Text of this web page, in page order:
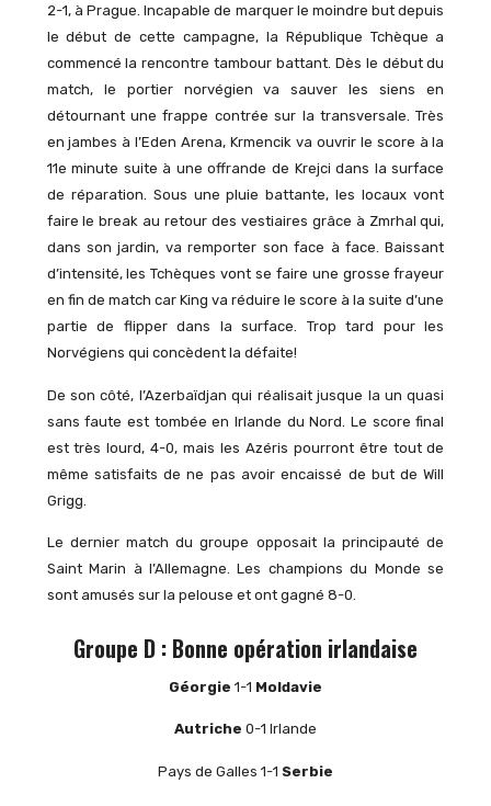
2-1, à Prague. Incapable de marquer le moindre but depuis
le début de cette campagne, la République Tchèque a
commencé la rencontre tambour battant. Dès le début du
match, le portier norvégien va sauver les siens en
détournant une frappe contrée sur la transversale. Très
en jambes à l’Eden Arena, Krmencik va ouvrir le score à la
11e minute suite à une offrande de Krejci dans la surface
de réparation. Sous une pluie battante, les locaux vont
faire le break au retour des vestiaires grâce à Zmrhal qui,
dans son jardin, va remporter son face à face. Baissant
d’intensité, les Tchèques vont se faire une grosse frayeur
en fin de match car King va réduire le score à la suite d’une
partie de flipper dans la surface. Trop tard pour les
Norvégiens qui concèdent la défaite!
De son côté, l’Azerbaïdjan qui réalisait jusque la un quasi
sans faute est tombée en Irlande du Nord. Le score final
est très lourd, 4-0, mais les Azéris pourront être tout de
même satisfaits de ne pas avoir encaissé de but de Will
Grigg.
Le dernier match du groupe opposait la principauté de
Saint Marin à l’Allemagne. Les champions du Monde se
sont amusés sur la pelouse et ont gagné 8-0.
Groupe D : Bonne opération irlandaise
Géorgie 1-1 Moldavie
Autriche 0-1 Irlande
Pays de Galles 1-1 Serbie